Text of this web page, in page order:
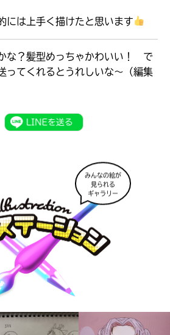
大人気
シリーズに
出会える
には上手く描けたと思います
な？髪型めっちゃかわいい！ で
ってくれるとうれしいな～（編集
みんなの絵が
見られる
ギャラリー